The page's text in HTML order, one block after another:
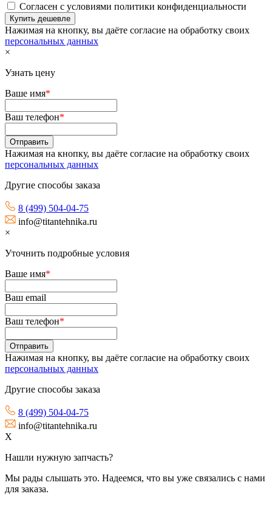
Согласен с условиями политики конфиденциальности
Нажимая на кнопку, вы даёте согласие на обработку своих
персональных данных
×
Узнать цену
Ваше имя*
Ваш телефон*
Нажимая на кнопку, вы даёте согласие на обработку своих
персональных данных
Другие способы заказа
8 (499) 504-04-75
info@titantehnika.ru
×
Уточнить подробные условия
Ваше имя*
Ваш email
Ваш телефон*
Нажимая на кнопку, вы даёте согласие на обработку своих
персональных данных
Другие способы заказа
8 (499) 504-04-75
info@titantehnika.ru
X
Нашли нужную запчасть?
Мы рады слышать это. Надеемся, что вы уже связались с нами
для заказа.